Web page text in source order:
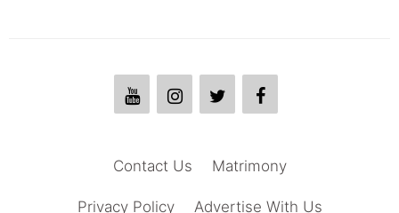
Matrimony
Contact Us
Advertise With Us
Privacy Policy